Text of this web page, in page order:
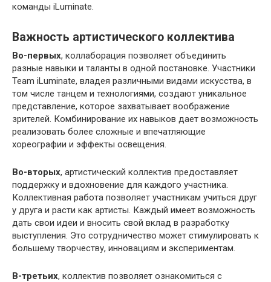
команды iLuminate.
Важность артистического коллектива
Во-первых, коллаборация позволяет объединить
разные навыки и таланты в одной постановке. Участники
Team iLuminate, владея различными видами искусства, в
том числе танцем и технологиями, создают уникальное
представление, которое захватывает воображение
зрителей. Комбинирование их навыков дает возможность
реализовать более сложные и впечатляющие
хореографии и эффекты освещения.
Во-вторых, артистический коллектив предоставляет
поддержку и вдохновение для каждого участника.
Коллективная работа позволяет участникам учиться друг
у друга и расти как артисты. Каждый имеет возможность
дать свои идеи и вносить свой вклад в разработку
выступления. Это сотрудничество может стимулировать к
большему творчеству, инновациям и экспериментам.
В-третьих, коллектив позволяет ознакомиться с